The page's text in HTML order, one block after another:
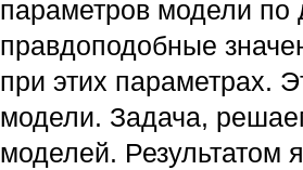
параметров модели по
правдоподобные
при этих параметрах.
модели. Задача,
моделей. Результатом